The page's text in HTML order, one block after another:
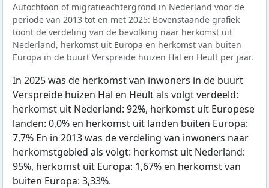
Autochtoon of migratieachtergrond in Nederland voor de
periode van 2013 tot en met 2025: Bovenstaande grafiek
toont de verdeling van de bevolking naar herkomst uit
Nederland, herkomst uit Europa en herkomst van buiten
Europa in de buurt Verspreide huizen Hal en Heult per jaar.
In 2025 was de herkomst van inwoners in de buurt
Verspreide huizen Hal en Heult als volgt verdeeld:
herkomst uit Nederland: 92%, herkomst uit Europese
landen: 0,0% en herkomst uit landen buiten Europa:
7,7% En in 2013 was de verdeling van inwoners naar
herkomstgebied als volgt: herkomst uit Nederland:
95%, herkomst uit Europa: 1,67% en herkomst van
buiten Europa: 3,33%.